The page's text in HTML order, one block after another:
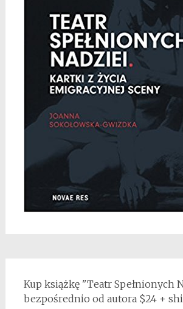
Kup książkę "Teatr Spełnionych
bezpośrednio od autora $24 +